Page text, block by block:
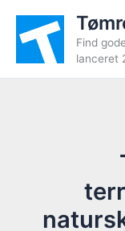
indholdet
Find
lanceret